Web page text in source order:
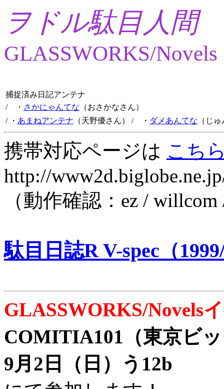
ヲドル駄目人間
GLASSWORKS/Novels
捕捉済み日記アンテナ
/ ・ さかにゃんてな （おさかなさん）
/ ・ あまねアンテナ （天野優さん） / ・ ダメあんてな （じ
携帯対応ページは こち
http://
（動作確認：ez /
駄目日誌R V-spec（
GLASSWORKS/Novels
COMITIA101（東京ビ
9月2日（日）う12b